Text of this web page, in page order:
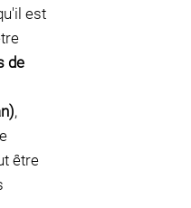
est
de
,
être